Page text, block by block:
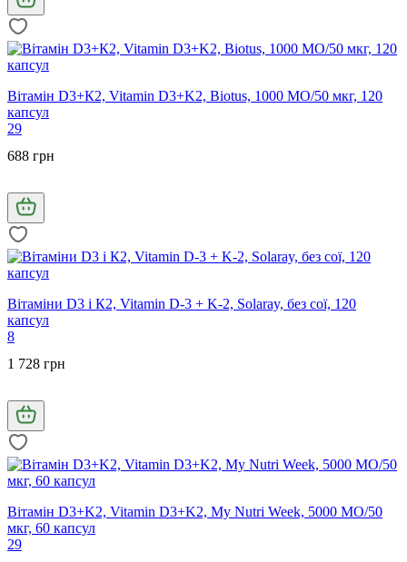
Вітамін D3+К2, Vitamin D3+K2, Biotus, 1000 МО/50 мкг, 120
капсул
29
688 грн
Вітаміни D3 і К2, Vitamin D-3 + K-2, Solaray, без сої, 120
капсул
8
1 728 грн
Вітамін D3+K2, Vitamin D3+K2, My Nutri Week, 5000 МО/50
мкг, 60 капсул
29